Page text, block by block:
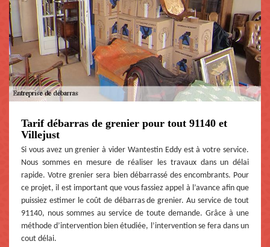
Tarif débarras de grenier pour tout 91140 et
Villejust
Si vous avez un grenier à vider Wantestin Eddy est à votre service.
Nous sommes en mesure de réaliser les travaux dans un délai
rapide. Votre grenier sera bien débarrassé des encombrants. Pour
ce projet, il est important que vous fassiez appel à l’avance afin que
puissiez estimer le coût de débarras de grenier. Au service de tout
91140, nous sommes au service de toute demande. Grâce à une
méthode d’intervention bien étudiée, l’intervention se fera dans un
cout délai.